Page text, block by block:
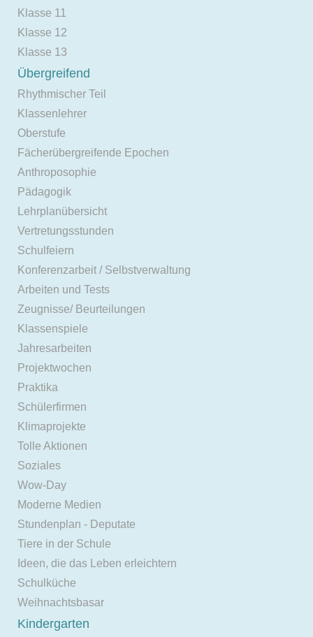
Klasse 11
Klasse 12
Klasse 13
Übergreifend
Rhythmischer Teil
Klassenlehrer
Oberstufe
Fächerübergreifende Epochen
Anthroposophie
Pädagogik
Lehrplanübersicht
Vertretungsstunden
Schulfeiern
Konferenzarbeit / Selbstverwaltung
Arbeiten und Tests
Zeugnisse/ Beurteilungen
Klassenspiele
Jahresarbeiten
Projektwochen
Praktika
Schülerfirmen
Klimaprojekte
Tolle Aktionen
Soziales
Wow-Day
Moderne Medien
Stundenplan - Deputate
Tiere in der Schule
Ideen, die das Leben erleichtern
Schulküche
Weihnachtsbasar
Kindergarten